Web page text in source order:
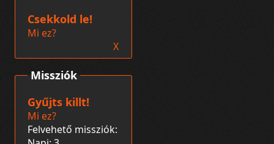
Missziók
Gyűjts killt!
Mi ez?
Felvehető missziók:
Csekkold le!
Mi ez?
X